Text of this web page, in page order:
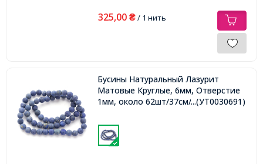
325,00 ₴/ 1 нить
Бусины Натуральный Лазурит
Матовые Круглые, 6мм, Отверстие
1мм, около 62шт/37см/нить,...(УТ0030691)